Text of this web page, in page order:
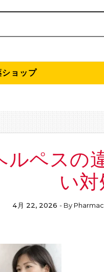
ショップ
ルペスの
い
4月 22, 2026 - By